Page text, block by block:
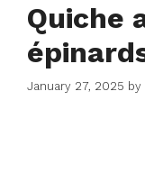
Quiche
January 27, 2025 by